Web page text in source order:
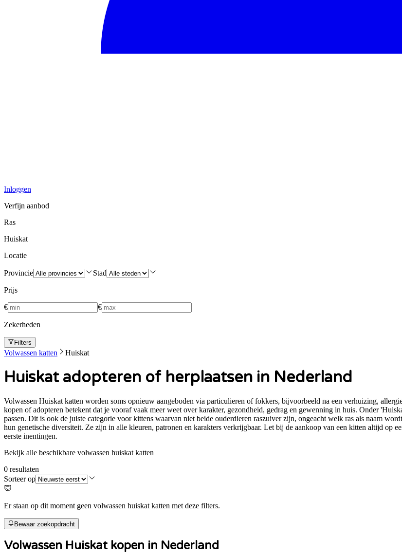
Inloggen
Verfijn aanbod
Ras
Huiskat
Locatie
Provincie Stad
Prijs
€ €
Zekerheden
Filters
Volwassen katten Huiskat
Huiskat adopteren of herplaatsen in Nederland
Volwassen Huiskat katten worden soms opnieuw aangeboden via particulieren of fokkers, bijvoorbeeld na een verhuizing,
kopen of adopteren betekent dat je vooraf vaak meer weet over karakter, gezondheid, gedrag en gewenning in huis. Onder
passen. Dit is ook de juiste categorie voor kittens waarvan niet beide ouderdieren raszuiver zijn, ongeacht welk ras als naam
hun genetische diversiteit. Ze zijn in alle kleuren, patronen en karakters verkrijgbaar. Let bij de aankoop van een kitten altijd op
eerste inentingen.
Bekijk alle beschikbare volwassen huiskat katten
0 resultaten
Sorteer op
Er staan op dit moment geen volwassen huiskat katten met deze filters.
Bewaar zoekopdracht
Volwassen Huiskat kopen in Nederland